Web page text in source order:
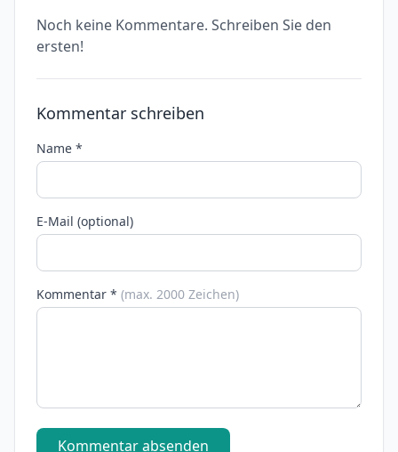
Noch keine Kommentare. Schreiben Sie den
ersten!
Kommentar schreiben
Name *
E-Mail (optional)
Kommentar * (max. 2000 Zeichen)
Kommentar absenden